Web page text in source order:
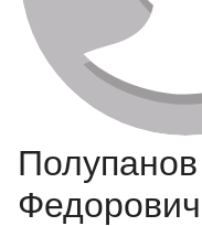
Федорович